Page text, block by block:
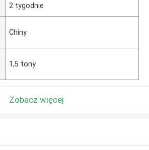
2 tygodnie
Chiny
1,5 tony
Zobacz więcej